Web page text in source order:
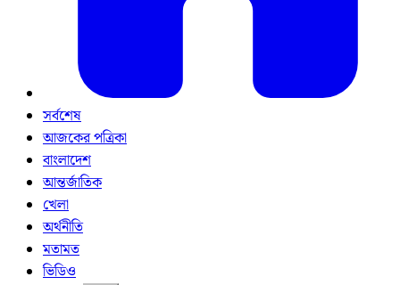
সর্বশেষ
আজকের পত্রিকা
বাংলাদেশ
আন্তর্জাতিক
খেলা
অর্থনীতি
মতামত
ভিডিও